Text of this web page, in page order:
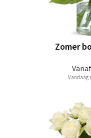
Vanaf
Zomer
Vandaag